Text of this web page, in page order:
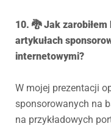
10. 🐉 Jak
artykułach
internetowymi?
W mojej prezentacji
sponsorowanych na
na przykładowych